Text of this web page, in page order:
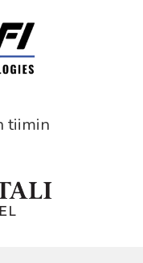
tiimin